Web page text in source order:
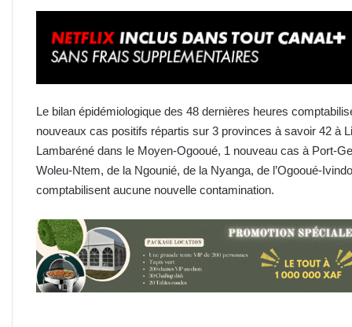
Le bilan épidémiologique des 48 dernières heures
nouveaux cas positifs répartis sur 3 provinces à savoir 42 à
Lambaréné dans le Moyen-Ogooué, 1 nouveau cas à Port-
Woleu-Ntem, de la Ngounié, de la Nyanga, de l’Ogooué-
comptabilisent aucune nouvelle contamination.